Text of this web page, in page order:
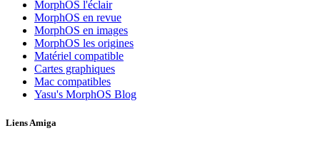
MorphOS l'éclair
MorphOS en revue
MorphOS en images
MorphOS les origines
Matériel compatible
Cartes graphiques
Mac compatibles
Yasu's MorphOS Blog
Liens Amiga